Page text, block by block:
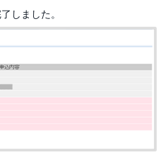
しました。